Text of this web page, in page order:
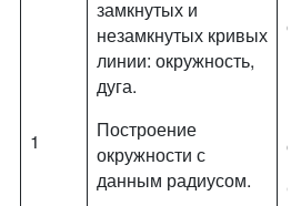
1
замкнутых и
незамкнутых кривых
линии: окружность,
дуга.
Построение
окружности с
данным радиусом.